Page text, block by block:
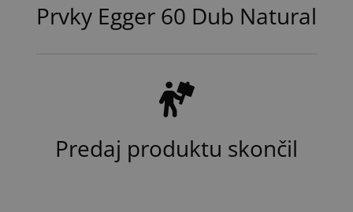
Prvky Egger 60 Dub Natural
Predaj produktu skončil